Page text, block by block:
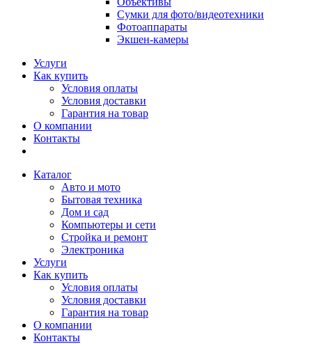
Сумки для фото/видеотехники
Фотоаппараты
Экшен-камеры
Услуги
Как купить
Условия оплаты
Условия доставки
Гарантия на товар
О компании
Контакты
Каталог
Авто и мото
Бытовая техника
Дом и сад
Компьютеры и сети
Стройка и ремонт
Электроника
Услуги
Как купить
Условия оплаты
Условия доставки
Гарантия на товар
О компании
Контакты